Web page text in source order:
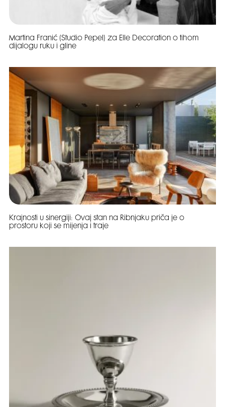
Martina Franić (Studio Pepel) za Elle Decoration o tihom
dijalogu ruku i gline
Krajnosti u sinergiji: Ovaj stan na Ribnjaku priča je o
prostoru koji se mijenja i traje